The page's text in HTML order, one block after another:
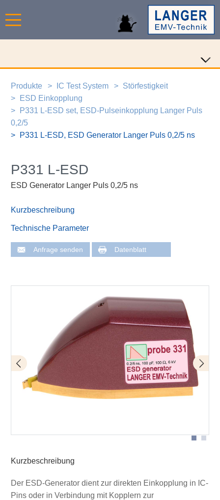
Produkte IC Test System
Störfestigkeit
ESD Einkopplung
P331 L-ESD set, ESD-Pulseinkopplung Langer Puls
0,2/5
P331 L-ESD, ESD Generator Langer Puls 0,2/5 ns
P331 L-ESD
ESD Generator Langer Puls 0,2/5 ns
Kurzbeschreibung
Technische Parameter
Anfrage senden Datenblatt
Kurzbeschreibung
Der ESD-Generator dient zur direkten Einkopplung in IC-
Pins oder in Verbindung mit Kopplern zur